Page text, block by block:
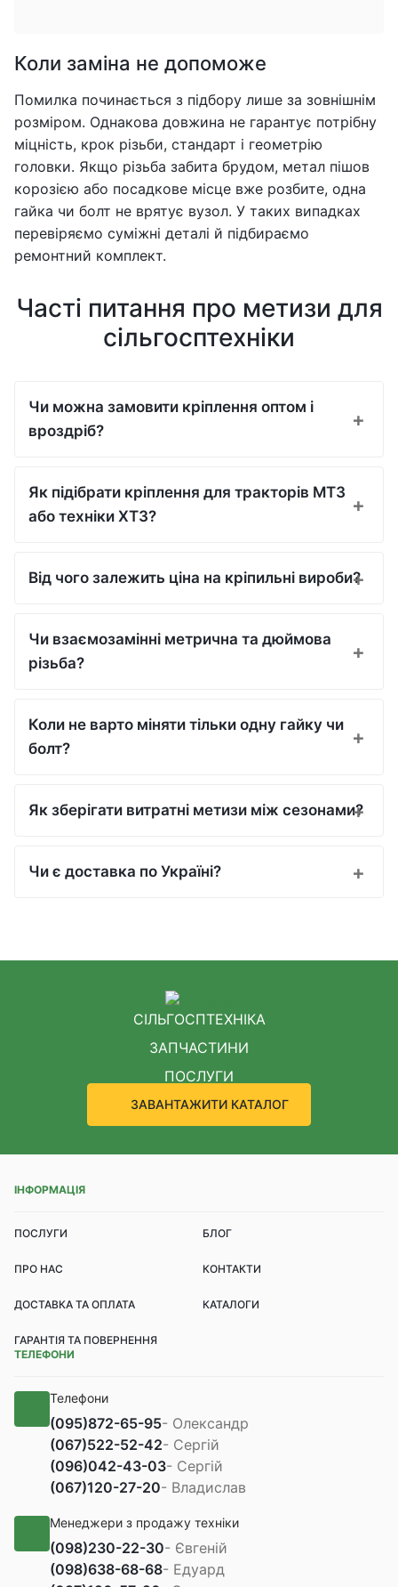
Коли заміна не допоможе
Помилка починається з підбору лише за зовнішнім
розміром. Однакова довжина не гарантує потрібну
міцність, крок різьби, стандарт і геометрію
головки. Якщо різьба забита брудом, метал пішов
корозією або посадкове місце вже розбите, одна
гайка чи болт не врятує вузол. У таких випадках
перевіряємо суміжні деталі й підбираємо
ремонтний комплект.
Часті питання про метизи для
сільгосптехніки
Чи можна замовити кріплення оптом і
вроздріб?
Як підібрати кріплення для тракторів МТЗ
або техніки ХТЗ?
Від чого залежить ціна на кріпильні вироби?
Чи взаємозамінні метрична та дюймова
різьба?
Коли не варто міняти тільки одну гайку чи
болт?
Як зберігати витратні метизи між сезонами?
Чи є доставка по Україні?
СІЛЬГОСПТЕХНІКА
ЗАПЧАСТИНИ
ПОСЛУГИ
ЗАВАНТАЖИТИ КАТАЛОГ
ІНФОРМАЦІЯ
ПОСЛУГИ БЛОГ
ПРО НАС КОНТАКТИ
ДОСТАВКА ТА ОПЛАТА КАТАЛОГИ
ГАРАНТІЯ ТА ПОВЕРНЕННЯ
ТЕЛЕФОНИ
Телефони
(095)872-65-95- Олександр
(067)522-52-42- Сергій
(096)042-43-03- Сергій
(067)120-27-20- Владислав
Менеджери з продажу техніки
(098)230-22-30- Євгеній
(098)638-68-68- Едуард